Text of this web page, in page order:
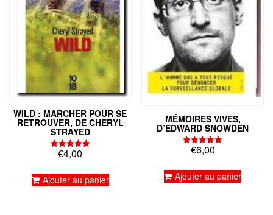
WILD : MARCHER POUR SE
RETROUVER, DE CHERYL
STRAYED
Note
5.00
€4,00
Ajouter au panier
MÉMOIRES VIVES,
D’EDWARD SNOWDEN
Note
5.00
€6,00
Ajouter au panier